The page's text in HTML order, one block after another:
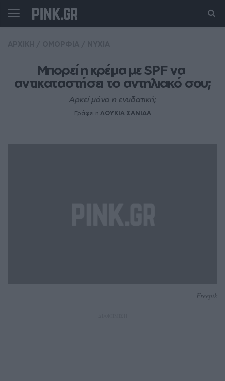
Μπορεί η κρέμα με SPF να
αντικαταστήσει το αντηλιακό σου;
Αρκεί μόνο η ενυδατική;
Γράφει η ΛΟΥΚΙΑ ΣΑΝΙΔΑ
Freepik